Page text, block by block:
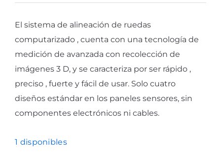
El sistema de alineación de ruedas
computarizado , cuenta con una tecnología de
medición de avanzada con recolección de
imágenes 3 D, y se caracteriza por ser rápido ,
preciso , fuerte y fácil de usar. Solo cuatro
diseños estándar en los paneles sensores, sin
componentes electrónicos ni cables.
1 disponibles